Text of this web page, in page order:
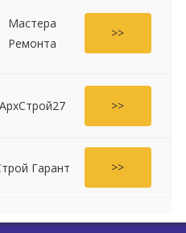
Мастера
Ремонта
>>
АрхСтрой27 >>
Гарант >>